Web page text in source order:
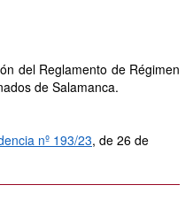
del Reglamento de Régimen
de Salamanca.
nº 193/23, de 26 de